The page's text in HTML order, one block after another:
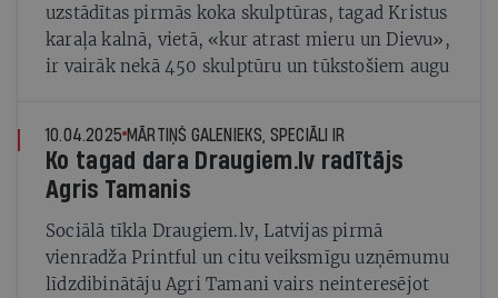
uzstādītas pirmās koka skulptūras, tagad Kristus
karaļa kalnā, vietā, «kur atrast mieru un Dievu»,
ir vairāk nekā 450 skulptūru un tūkstošiem augu
10.04.2025 MĀRTIŅŠ GALENIEKS, SPECIĀLI IR
Ko tagad dara Draugiem.lv radītājs
Agris Tamanis
Sociālā tīkla Draugiem.lv, Latvijas pirmā
vienradža Printful un citu veiksmīgu uzņēmumu
līdzdibinātāju Agri Tamani vairs neinteresējot